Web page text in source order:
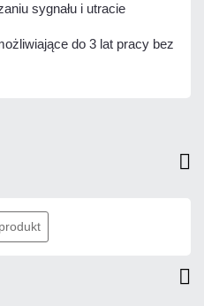
sygnału i utracie
do 3 lat pracy bez